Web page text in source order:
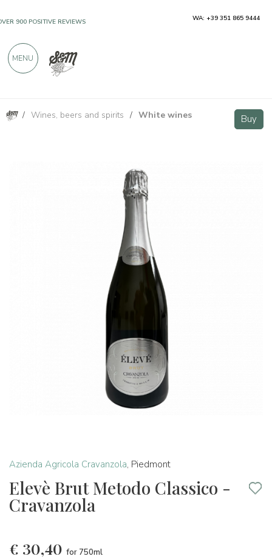
/ Wines, beers and spirits / White wines Buy
Azienda Agricola Cravanzola, Piedmont
Elevè Brut Metodo Classico -
Cravanzola
€ 30,40 for 750ml
Elevè Brut Metodo Classico - Cravanzola Buy
900 POSITIVE REVIEWS WA: +39 351 865 9444
MENU